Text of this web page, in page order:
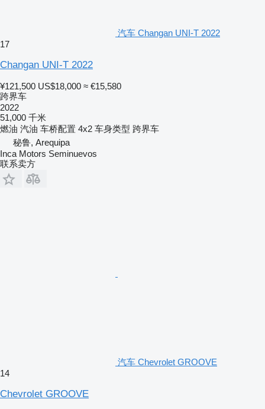
汽车 Changan UNI-T 2022
17
Changan UNI-T 2022
¥121,500 US$18,000 ≈ €15,580
跨界车
2022
51,000 千米
燃油 汽油 车桥配置 4x2 车身类型 跨界车
秘鲁, Arequipa
Inca Motors Seminuevos
联系卖方
汽车 Chevrolet GROOVE
14
Chevrolet GROOVE